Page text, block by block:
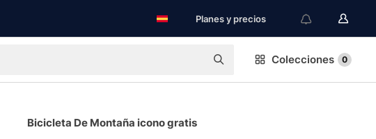
Planes y precios
Colecciones 0
Bicicleta De Montaña icono gratis